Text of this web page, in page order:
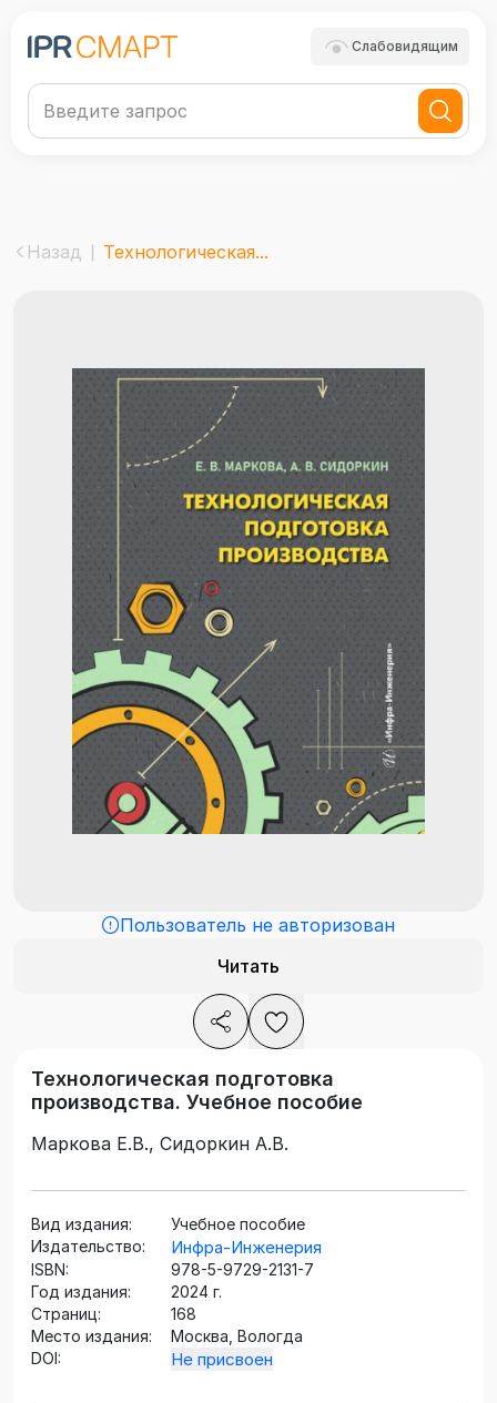
Слабовидящим
Назад Технологическая...
Пользователь не авторизован
Читать
Технологическая подготовка
производства. Учебное пособие
Маркова Е.В., Сидоркин А.В.
Вид издания:
Учебное пособие
Издательство:
Инфра-Инженерия
ISBN:
978-5-9729-2131-7
Год издания:
2024 г.
Страниц:
168
Место издания:
Москва, Вологда
DOI:
Не присвоен